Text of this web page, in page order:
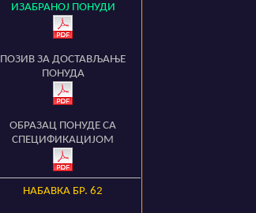
ИЗАБРАНОЈ ПОНУДИ
ПОЗИВ ЗА ДОСТАВЉАЊЕ
ПОНУДА
ОБРАЗАЦ ПОНУДЕ СА
СПЕЦИФИКАЦИЈОМ
НАБАВКА БР. 62